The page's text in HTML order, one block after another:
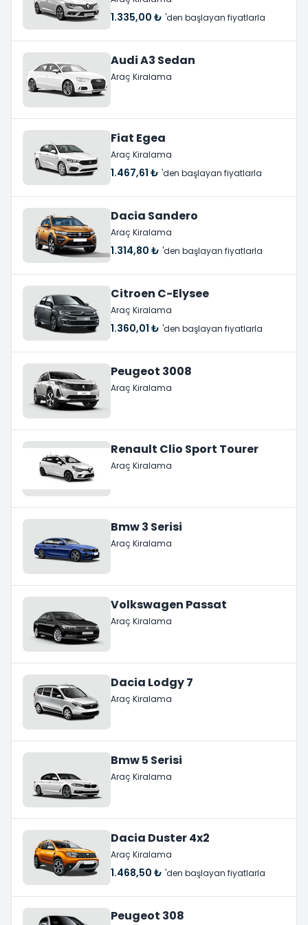
1.335,00 ₺ 'den başlayan fiyatlarla
Audi A3 Sedan
Araç Kiralama
Fiat Egea
Araç Kiralama
1.467,61 ₺ 'den başlayan fiyatlarla
Dacia Sandero
Araç Kiralama
1.314,80 ₺ 'den başlayan fiyatlarla
Citroen C-Elysee
Araç Kiralama
1.360,01 ₺ 'den başlayan fiyatlarla
Peugeot 3008
Araç Kiralama
Renault Clio Sport Tourer
Araç Kiralama
Bmw 3 Serisi
Araç Kiralama
Volkswagen Passat
Araç Kiralama
Dacia Lodgy 7
Araç Kiralama
Bmw 5 Serisi
Araç Kiralama
Dacia Duster 4x2
Araç Kiralama
1.468,50 ₺ 'den başlayan fiyatlarla
Peugeot 308